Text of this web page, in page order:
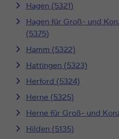
Hagen (5321)
Hagen für Groß- und
(5375)
Hamm (5322)
Hattingen (5323)
Herford (5324)
Herne (5325)
Herne für Groß- und
Hilden (5135)